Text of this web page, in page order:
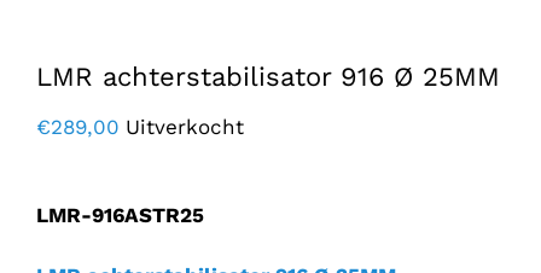
LMR achterstabilisator 916 Ø 25MM
€289,00 Uitverkocht
LMR-916ASTR25